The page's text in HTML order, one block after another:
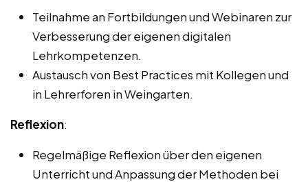
Teilnahme an Fortbildungen und Webinaren zur
Verbesserung der eigenen digitalen
Lehrkompetenzen.
Austausch von Best Practices mit Kollegen und
in Lehrerforen in Weingarten.
Reflexion:
Regelmäßige Reflexion über den eigenen
Unterricht und Anpassung der Methoden bei